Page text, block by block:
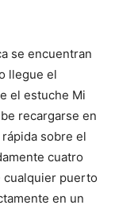
se encuentran
llegue el
el estuche Mi
recargarse en
sobre el
cuatro
cualquier puerto
en un